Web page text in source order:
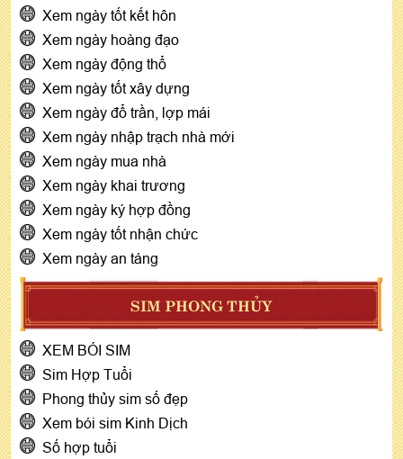
Xem ngày tốt kết hôn
Xem ngày hoàng đạo
Xem ngày động thổ
Xem ngày tốt xây dựng
Xem ngày đổ trần, lợp mái
Xem ngày nhập trạch nhà mới
Xem ngày mua nhà
Xem ngày khai trương
Xem ngày ký hợp đồng
Xem ngày tốt nhận chức
Xem ngày an táng
SIM PHONG THỦY
XEM BÓI SIM
Sim Hợp Tuổi
Phong thủy sim số đẹp
Xem bói sim Kinh Dịch
Số hợp tuổi